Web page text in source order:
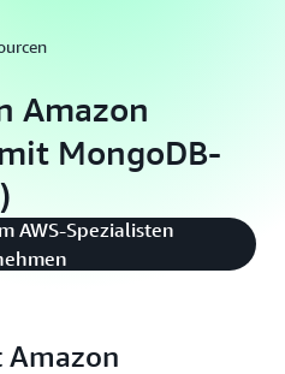
Amazon
MongoDB-
AWS-Spezialisten
Amazon